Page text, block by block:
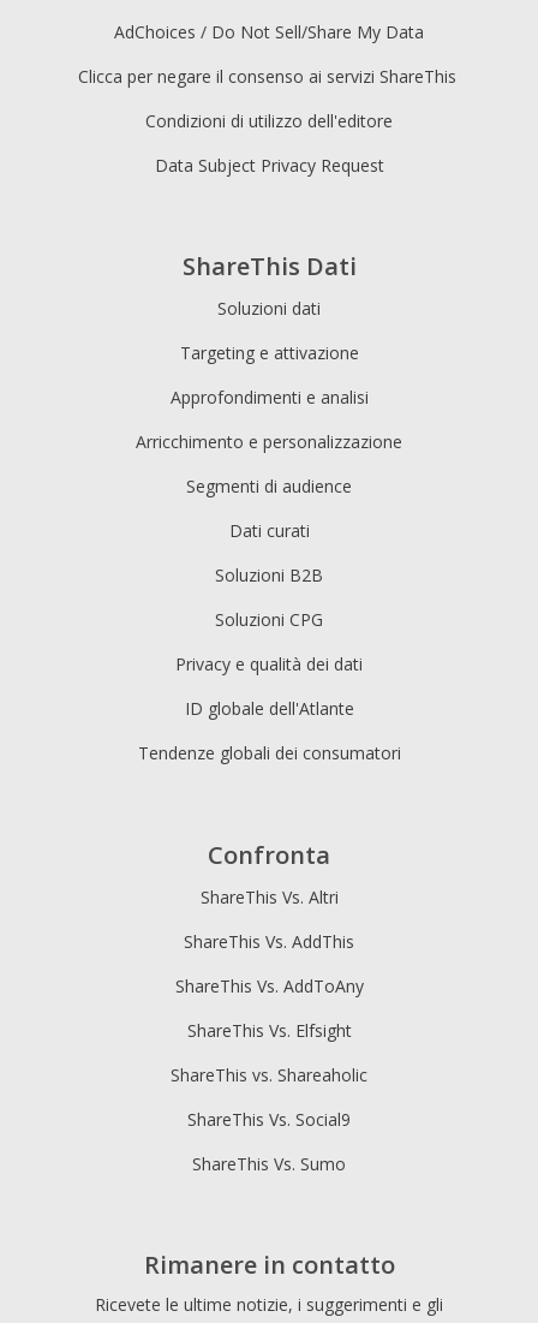
ShareThis Dati
Soluzioni dati
Targeting e attivazione
Approfondimenti e analisi
Arricchimento e personalizzazione
Segmenti di audience
Dati curati
Soluzioni B2B
Soluzioni CPG
Privacy e qualità dei dati
ID globale dell'Atlante
Tendenze globali dei consumatori
AdChoices / Do Not Sell/Share My Data
Clicca per negare il consenso ai servizi ShareThis
Condizioni di utilizzo dell'editore
Data Subject Privacy Request
Confronta
ShareThis Vs. Altri
ShareThis Vs. AddThis
ShareThis Vs. AddToAny
ShareThis Vs. Elfsight
ShareThis vs. Shareaholic
ShareThis Vs. Social9
ShareThis Vs. Sumo
Rimanere in contatto
Ricevete le ultime notizie, i suggerimenti e gli